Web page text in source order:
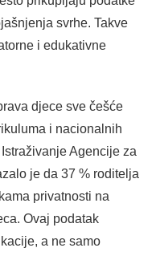
svrhe. Takve
i edukativne
djece sve češće
i nacionalnih
Agencije za
je da 37 % roditelja
privatnosti na
Ovaj podatak
a ne samo